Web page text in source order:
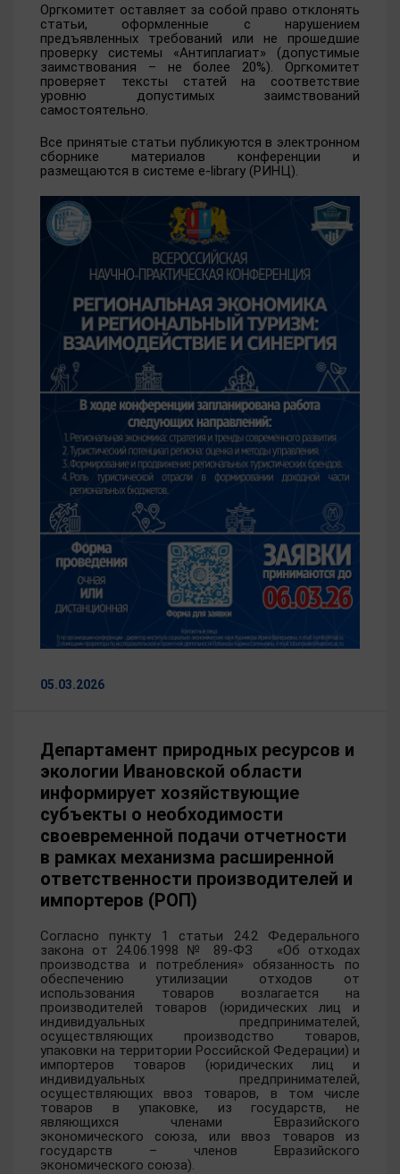
Оргкомитет оставляет за собой право отклонять
статьи, оформленные с нарушением
предъявленных требований или не прошедшие
проверку системы «Антиплагиат» (допустимые
заимствования – не более 20%). Оргкомитет
проверяет тексты статей на соответствие
уровню допустимых заимствований
самостоятельно.
Все принятые статьи публикуются в электронном
сборнике материалов конференции и
размещаются в системе e-library (РИНЦ).
05.03.2026
Департамент природных ресурсов и
экологии Ивановской области
информирует хозяйствующие
субъекты о необходимости
своевременной подачи отчетности
в рамках механизма расширенной
ответственности производителей и
импортеров (РОП)
Согласно пункту 1 статьи 24.2 Федерального
закона от 24.06.1998 № 89-ФЗ «Об отходах
производства и потребления» обязанность по
обеспечению утилизации отходов от
использования товаров возлагается на
производителей товаров (юридических лиц и
индивидуальных предпринимателей,
осуществляющих производство товаров,
упаковки на территории Российской Федерации) и
импортеров товаров (юридических лиц и
индивидуальных предпринимателей,
осуществляющих ввоз товаров, в том числе
товаров в упаковке, из государств, не
являющихся членами Евразийского
экономического союза, или ввоз товаров из
государств – членов Евразийского
экономического союза).